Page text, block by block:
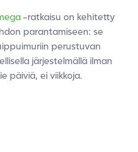
-ratkaisu on kehitetty
parantamiseen: se
perustuvan
järjestelmällä ilman
päiviä, ei viikkoja.